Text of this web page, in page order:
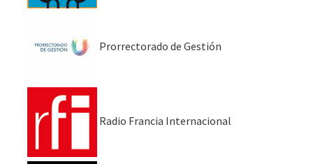
Prorrectorado de Gestión
Radio Francia Internacional